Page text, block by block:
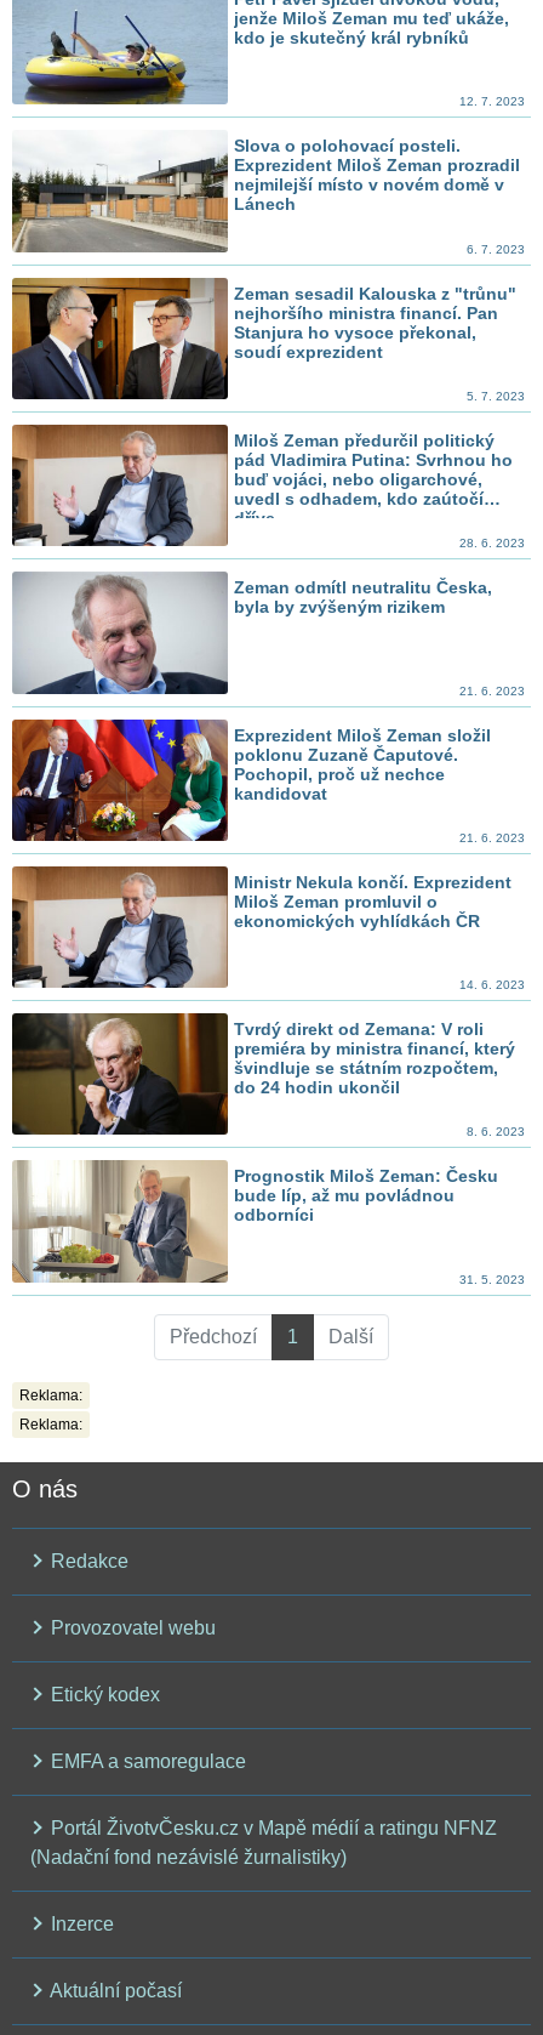
jenže Miloš Zeman mu teď ukáže,
kdo je skutečný král rybníků
12. 7. 2023
Slova o polohovací posteli.
Exprezident Miloš Zeman prozradil
nejmilejší místo v novém domě v
Lánech
6. 7. 2023
Zeman sesadil Kalouska z "trůnu"
nejhoršího ministra financí. Pan
Stanjura ho vysoce překonal,
soudí exprezident
5. 7. 2023
Miloš Zeman předurčil politický
pád Vladimira Putina: Svrhnou ho
buď vojáci, nebo oligarchové,
uvedl s odhadem, kdo zaútočí
dříve
28. 6. 2023
Zeman odmítl neutralitu Česka,
byla by zvýšeným rizikem
21. 6. 2023
Exprezident Miloš Zeman složil
poklonu Zuzaně Čaputové.
Pochopil, proč už nechce
kandidovat
21. 6. 2023
Ministr Nekula končí. Exprezident
Miloš Zeman promluvil o
ekonomických vyhlídkách ČR
14. 6. 2023
Tvrdý direkt od Zemana: V roli
premiéra by ministra financí, který
švindluje se státním rozpočtem,
do 24 hodin ukončil
8. 6. 2023
Prognostik Miloš Zeman: Česku
bude líp, až mu povládnou
odborníci
31. 5. 2023
Předchozí 1 Další
Reklama:
Reklama:
O nás
Redakce
Provozovatel webu
Etický kodex
EMFA a samoregulace
Portál ŽivotvČesku.cz v Mapě médií a ratingu NFNZ
(Nadační fond nezávislé žurnalistiky)
Inzerce
Aktuální počasí